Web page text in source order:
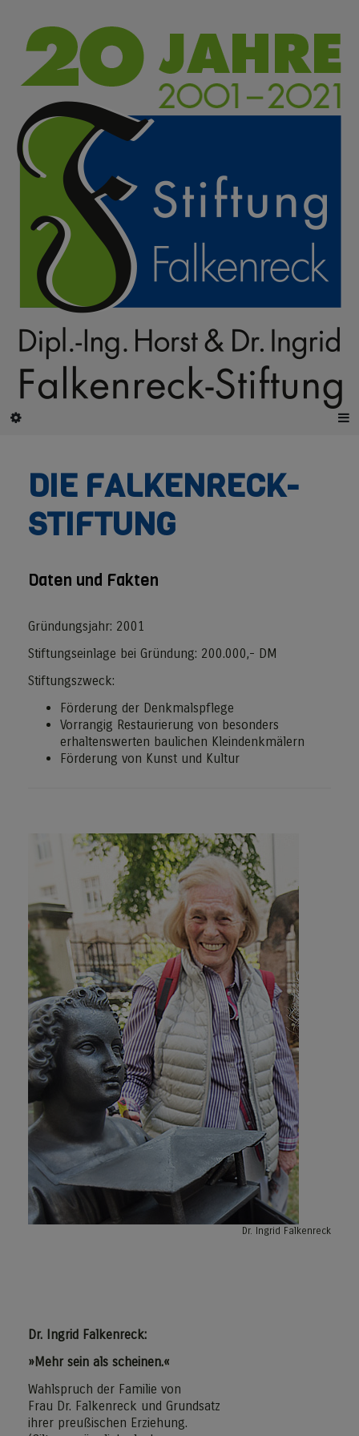
DIE FALKENRECK-
STIFTUNG
Daten und Fakten
Gründungsjahr: 2001
Stiftungseinlage bei Gründung: 200.000,- DM
Stiftungszweck:
Förderung der Denkmalspflege
Vorrangig Restaurierung von besonders
erhaltenswerten baulichen Kleindenkmälern
Förderung von Kunst und Kultur
Dr. Ingrid Falkenreck
Dr. Ingrid Falkenreck:
»Mehr sein als scheinen.«
Wahlspruch der Familie von
Frau Dr. Falkenreck und Grundsatz
ihrer preußischen Erziehung.